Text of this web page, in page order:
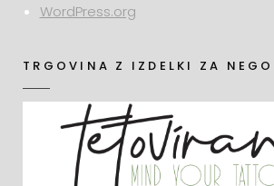
WordPress.org
TRGOVINA Z IZDELKI ZA